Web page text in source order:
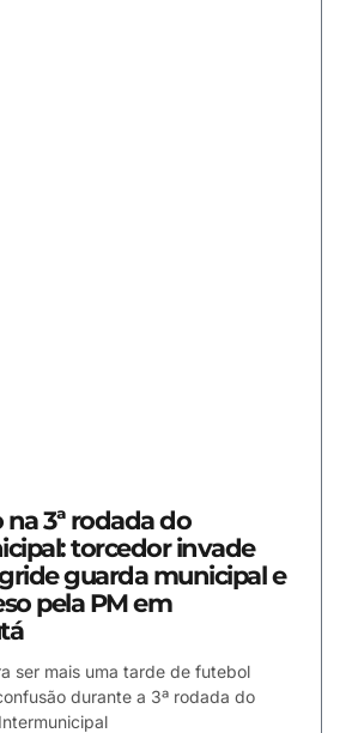
3ª rodada do
torcedor invade
guarda municipal e
pela PM em
ser mais uma tarde de futebol
durante a 3ª rodada do